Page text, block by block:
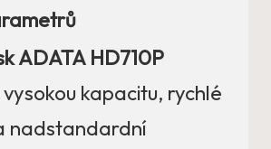
ADATA HD710P
kapacitu, rychlé
nadstandardní